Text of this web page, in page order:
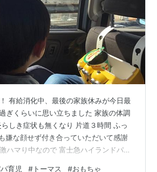
有給消化中、最後の家族休みが今日最
ぎくらいに思い立ちました 家族の体調
しき症状も無くなり 片道３時間 ふっ
嫌な顔せず付き合っていただいて感謝
ハマり中なので 富士急ハイランドパー
育児 # トーマス #おもちゃ